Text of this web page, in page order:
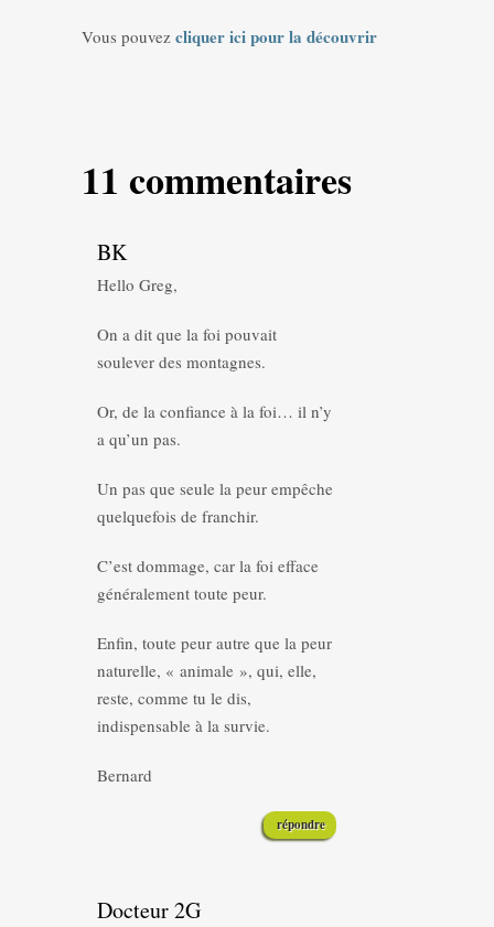
Vous pouvez cliquer ici pour la découvrir
11 commentaires
BK
Hello Greg,
On a dit que la foi pouvait
soulever des montagnes.
Or, de la confiance à la foi… il n’y
a qu’un pas.
Un pas que seule la peur empêche
quelquefois de franchir.
C’est dommage, car la foi efface
généralement toute peur.
Enfin, toute peur autre que la peur
naturelle, « animale », qui, elle,
reste, comme tu le dis,
indispensable à la survie.
Bernard
répondre
Docteur 2G